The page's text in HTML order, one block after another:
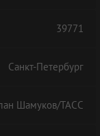
39771
Санкт-Петербург
Шамуков/ТАСС